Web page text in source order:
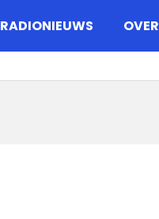
RADIONIEUWS OVER